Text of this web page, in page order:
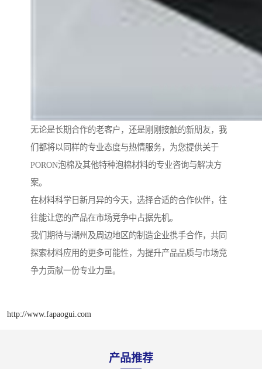
无论是长期合作的老客户，还是刚刚接触的新朋友，我
们都将以同样的专业态度与热情服务，为您提供关于
PORON泡棉及其他特种泡棉材料的专业咨询与解决方
案。
在材料科学日新月异的今天，选择合适的合作伙伴，往
往能让您的产品在市场竞争中占据先机。
我们期待与潮州及周边地区的制造企业携手合作，共同
探索材料应用的更多可能性，为提升产品品质与市场竞
争力贡献一份专业力量。
http://www.fapaogui.com
产品推荐